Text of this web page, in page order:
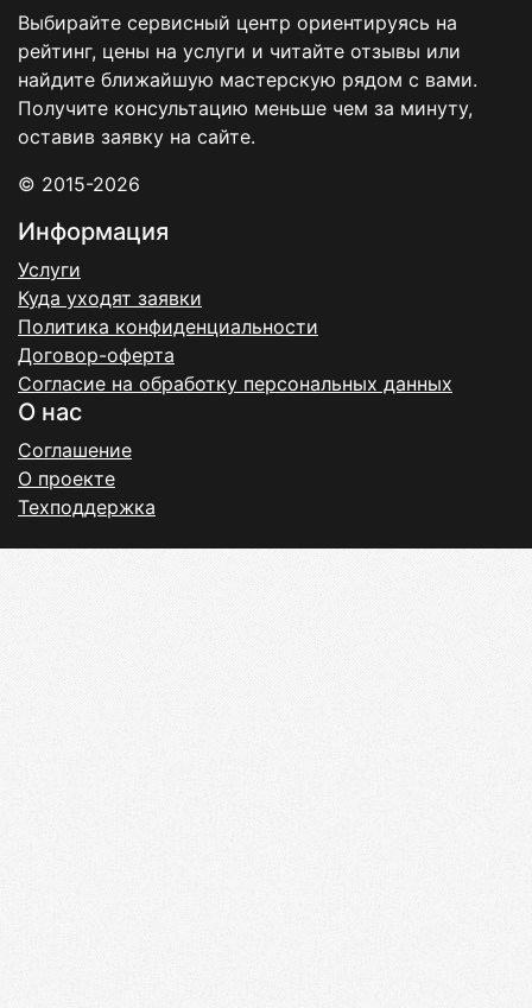
Выбирайте сервисный центр ориентируясь на
рейтинг, цены на услуги и читайте отзывы или
найдите ближайшую мастерскую рядом с вами.
Получите консультацию меньше чем за минуту,
оставив заявку на сайте.
© 2015-2026
Информация
Услуги
Куда уходят заявки
Политика конфиденциальности
Договор-оферта
Согласие на обработку персональных данных
О нас
Соглашение
О проекте
Техподдержка